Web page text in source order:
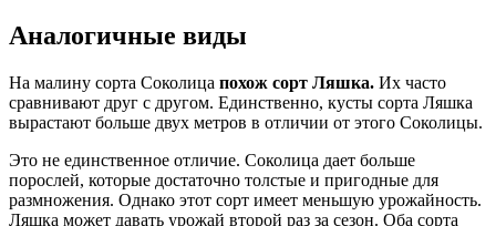
Аналогичные виды
На малину сорта Соколица похож сорт Ляшка. Их часто
сравнивают друг с другом. Единственно, кусты сорта Ляшка
вырастают больше двух метров в отличии от этого Соколицы.
Это не единственное отличие. Соколица дает больше
порослей, которые достаточно толстые и пригодные для
размножения. Однако этот сорт имеет меньшую урожайность.
Ляшка может давать урожай второй раз за сезон. Оба сорта